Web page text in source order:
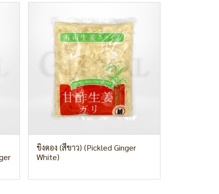
ขิงดอง (สีขาว) (Pickled Ginger
White)